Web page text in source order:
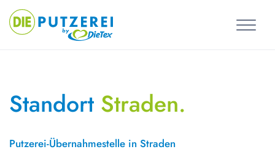
Skip
content
Standort Straden.
Putzerei-Übernahmestelle in Straden